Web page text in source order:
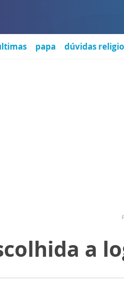
papa dúvidas
a